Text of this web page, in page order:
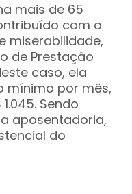
mais de 65
com o
miserabilidade,
de Prestação
caso, ela
mínimo por mês,
Sendo
aposentadoria,
do